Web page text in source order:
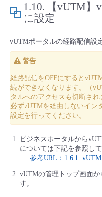
1.10.
【vUTM
に設定
vUTMポータルの経路配信設
警告
経路配信をOFFにすると
続ができなくなります。（
タルへのアクセスも切断され
必ずvUTMを経由しないイン
設定を行ってください。
ビジネスポータルから
については下記を参照して
参考URL：1.6.1.
vUTMの管理トップ画面
す。